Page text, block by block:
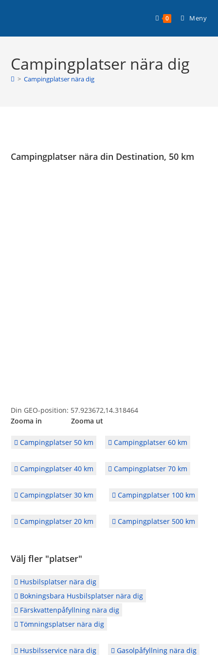
0 Meny
Campingplatser nära dig
> Campingplatser nära dig
Campingplatser nära din Destination, 50 km
Din GEO-position: 57.923672,14.318464
Zooma in Zooma ut
Campingplatser 50 km Campingplatser 60 km
Campingplatser 40 km Campingplatser 70 km
Campingplatser 30 km Campingplatser 100 km
Campingplatser 20 km Campingplatser 500 km
Välj fler "platser"
Husbilsplatser nära dig
Bokningsbara Husbilsplatser nära dig
Färskvattenpåfyllning nära dig
Tömningsplatser nära dig
Husbilsservice nära dig Gasolpåfyllning nära dig
Läs mer >